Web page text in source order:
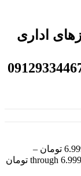
اداری
تومان –